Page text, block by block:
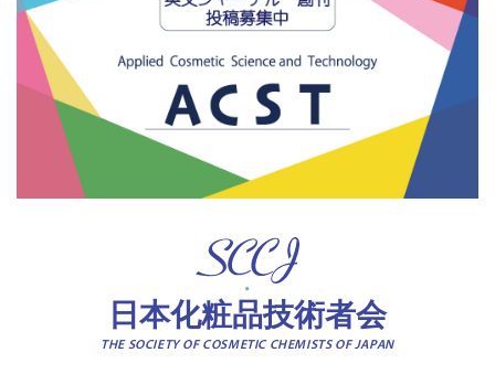
日本化粧品技術者会
THE SOCIETY OF COSMETIC CHEMISTS OF JAPAN